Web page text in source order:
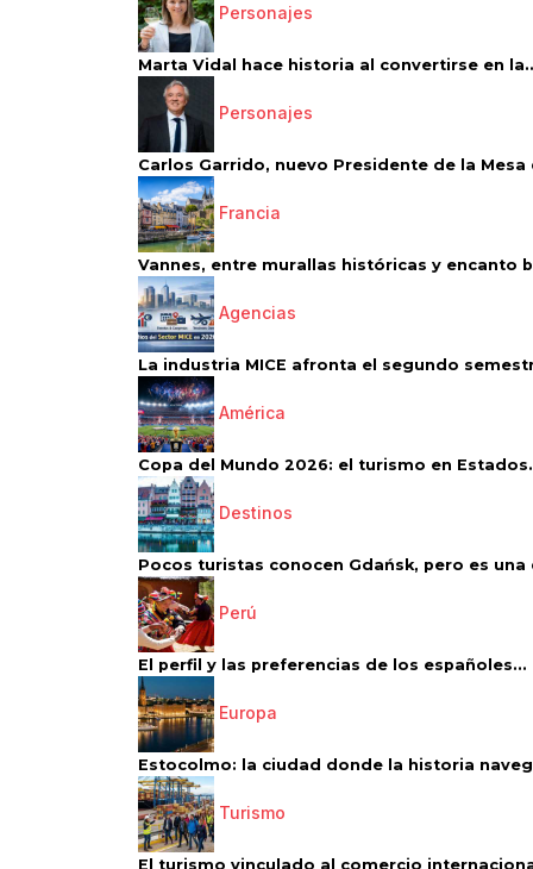
Personajes
Marta Vidal hace historia al convertirse en
Personajes
Carlos Garrido, nuevo Presidente de la Mesa
Francia
Vannes, entre murallas históricas y encanto
Agencias
La industria MICE afronta el segundo
América
Copa del Mundo 2026: el turismo en
Destinos
Pocos turistas conocen Gdańsk, pero es una
Perú
El perfil y las preferencias de los españoles...
Europa
Estocolmo: la ciudad donde la historia
Turismo
El turismo vinculado al comercio